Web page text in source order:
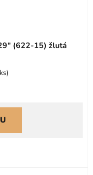
(622-15) žlutá
)